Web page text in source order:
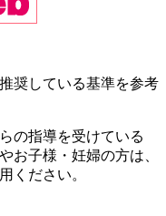
奨している基準を参考
の指導を受けている
お子様・妊婦の方は、
ください。